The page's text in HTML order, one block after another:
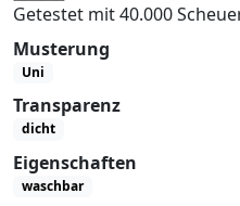
Getestet mit 40.000
Musterung
Uni
Transparenz
dicht
Eigenschaften
waschbar